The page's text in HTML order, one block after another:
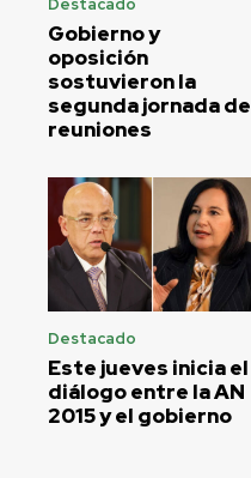
Destacado
Gobierno y
oposición
sostuvieron la
segunda jornada de
reuniones
Destacado
Este jueves inicia el
diálogo entre la AN
2015 y el gobierno